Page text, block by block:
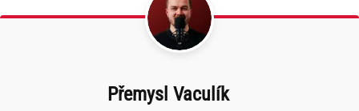
Přemysl Vaculík